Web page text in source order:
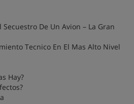
De Un Avion – La Gran
Tecnico En El Mas Alto Nivel
Hay?